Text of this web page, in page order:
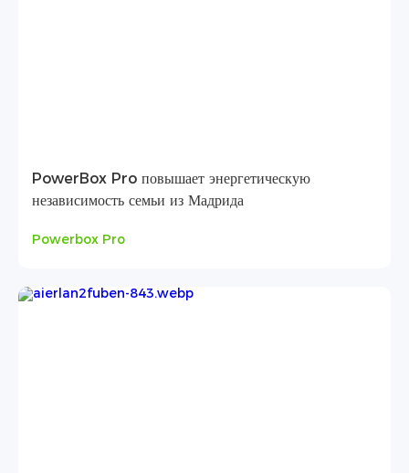
PowerBox Pro повышает энергетическую
независимость семьи из Мадрида
Powerbox Pro